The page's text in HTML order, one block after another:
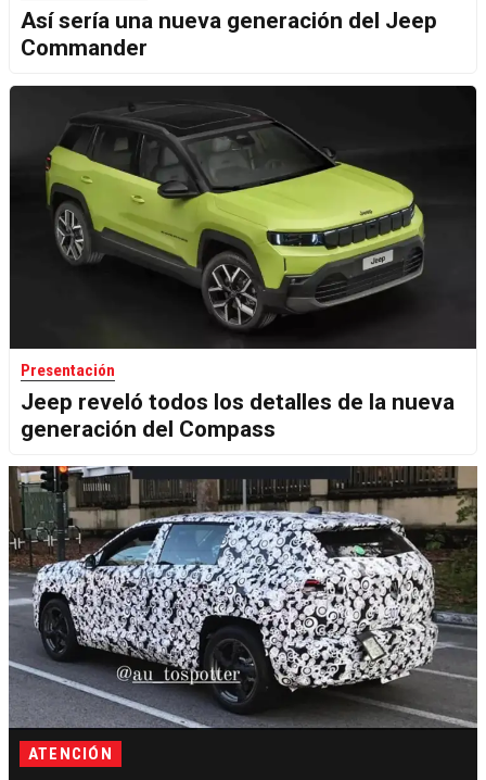
Así sería una nueva generación del Jeep
Commander
Presentación
Jeep reveló todos los detalles de la nueva
generación del Compass
ATENCIÓN